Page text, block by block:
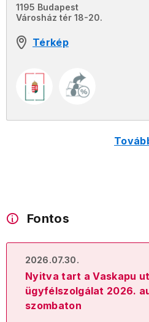
1195 Budapest
Városház tér 18-20.
Térkép
Fontos
2026.07.30.
Nyitva tart a Vaskapu
ügyfélszolgálat 2026.
szombaton